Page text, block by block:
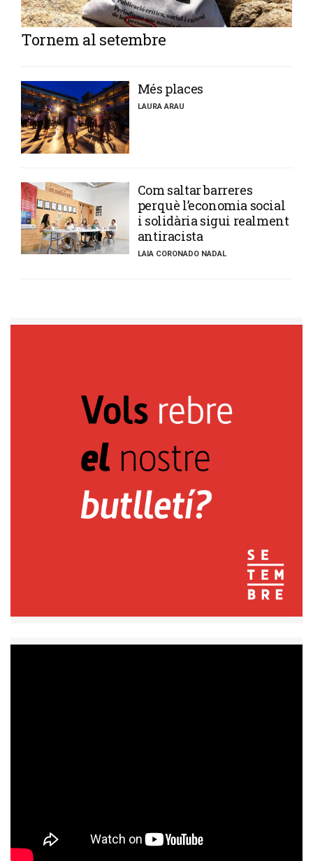
Tornem al setembre
​Més places
LAURA ARAU
​Com saltar barreres
perquè l’economia social
i solidària sigui realment
antiracista
LAIA CORONADO NADAL